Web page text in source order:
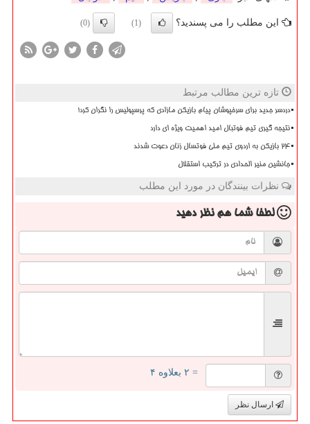
این مطلب را می پسندید؟ (1)
(0)
تازه ترین مطالب مرتبط
دردسر جدید برای سرخپوشان پیام بازیکن مازادی که پرسپولیس را نگران کرد!
نتیجه گیری تیم فوتبال امید اهمیت ویژه ای دارد
۲۴ بازیکن به اردوی تیم ملی فوتسال زنان دعوت شدند
جانشین منیر الحدادی در ترکیب استقلال
نظرات بینندگان در مورد این مطلب
لطفا شما همنظر دهید
= ۲ بعلاوه ۴
ارسال نظر